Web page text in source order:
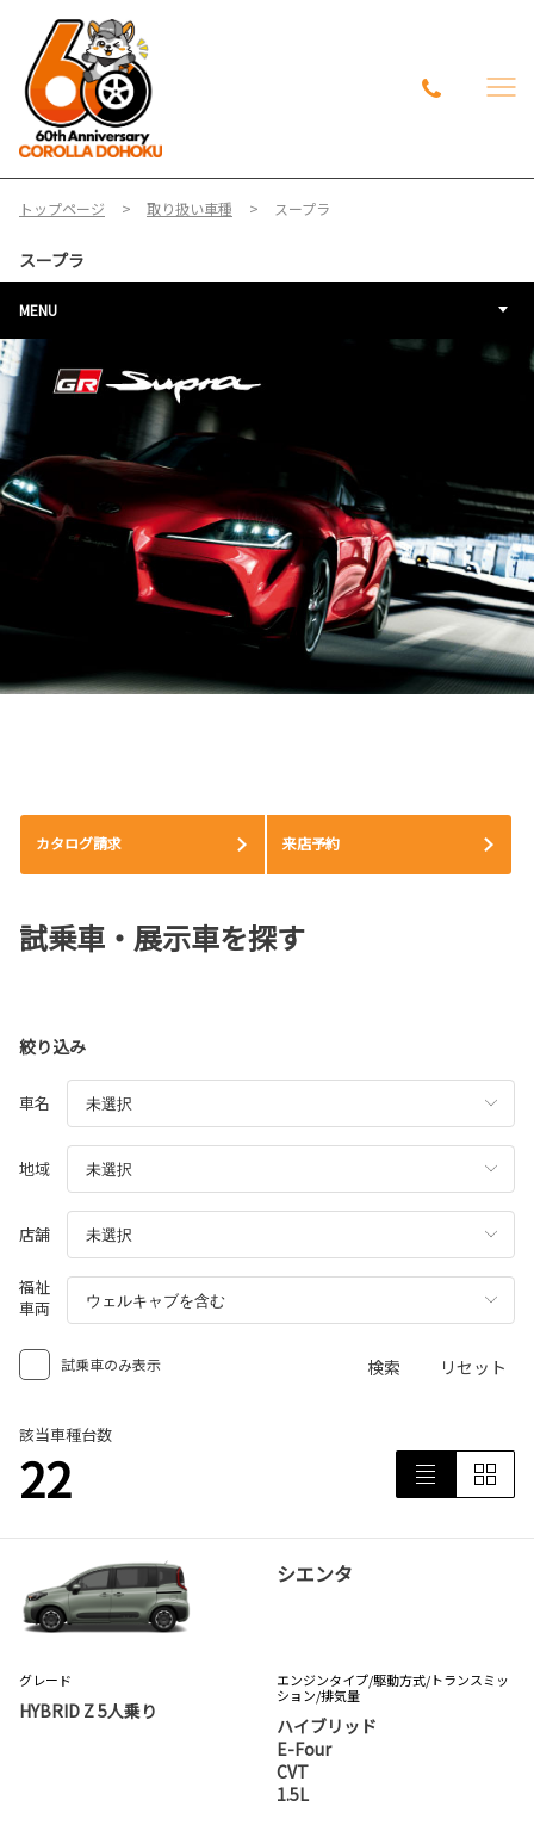
トップページ 取り扱い車種 スープラ
スープラ
MENU
カタログ請求 来店予約
試乗車・展示車を探す
絞り込み
車名
地域
店舗
福祉
車両
試乗車のみ表示 検索 リセット
該当車種台数
22
シエンタ
グレード
HYBRID Z 5人乗り
エンジンタイプ/駆動方式/トランスミッ
ション/排気量
ハイブリッド
E-Four
CVT
1.5L